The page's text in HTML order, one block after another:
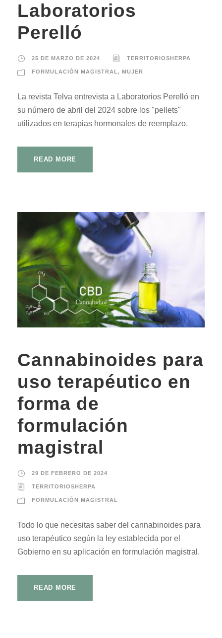
Laboratorios
Perelló
25 DE MARZO DE 2024 TERRITORIOSHERPA
FORMULACIÓN MAGISTRAL , MUJER
La revista Telva entrevista a Laboratorios Perelló en
su número de abril del 2024 sobre los "pellets"
utilizados en terapias hormonales de reemplazo.
READ MORE
Cannabinoides para
uso terapéutico en
forma de
formulación
magistral
29 DE FEBRERO DE 2024
TERRITORIOSHERPA
FORMULACIÓN MAGISTRAL
Todo lo que necesitas saber del cannabinoides para
uso terapéutico según la ley establecida por el
Gobierno en su aplicación en formulación magistral.
READ MORE